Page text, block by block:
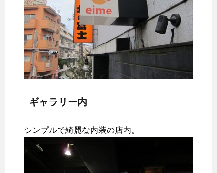
ギャラリー内
シンプルで綺麗な内装の店内。